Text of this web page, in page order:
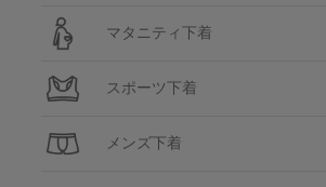
マタニティ下着
スポーツ下着
メンズ下着